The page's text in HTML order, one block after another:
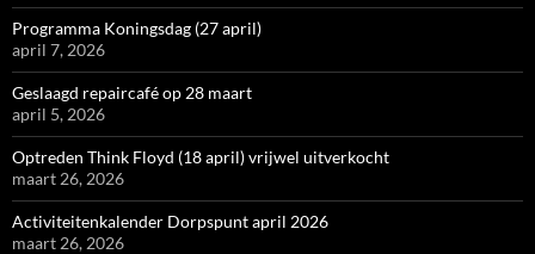
Programma Koningsdag (27 april)
april 7, 2026
Geslaagd repaircafé op 28 maart
april 5, 2026
Optreden Think Floyd (18 april) vrijwel uitverkocht
maart 26, 2026
Activiteitenkalender Dorpspunt april 2026
maart 26, 2026